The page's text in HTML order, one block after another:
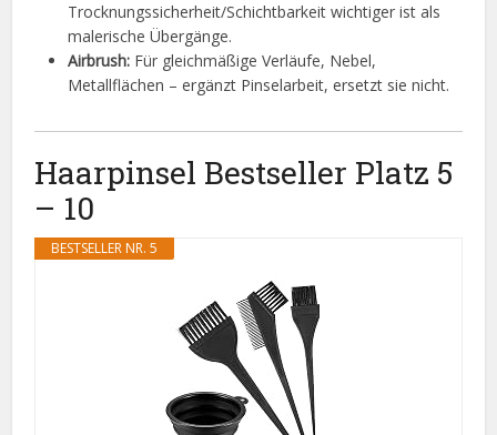
Trocknungssicherheit/Schichtbarkeit wichtiger ist als
malerische Übergänge.
Airbrush: Für gleichmäßige Verläufe, Nebel,
Metallflächen – ergänzt Pinselarbeit, ersetzt sie nicht.
Haarpinsel Bestseller Platz 5
– 10
BESTSELLER NR. 5